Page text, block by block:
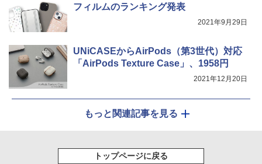
フィルムのランキング発表
2021年9月29日
UNiCASEからAirPods（第3世代）対応
「AirPods Texture Case」、1958円
2021年12月20日
もっと関連記事を見る
トップページに戻る